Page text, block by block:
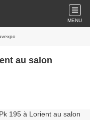
MENU
au salon